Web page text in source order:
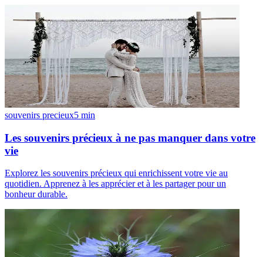
souvenirs precieux5 min
Les souvenirs précieux à ne pas manquer dans votre
vie
Explorez les souvenirs précieux qui enrichissent votre vie au
quotidien. Apprenez à les apprécier et à les partager pour un
bonheur durable.